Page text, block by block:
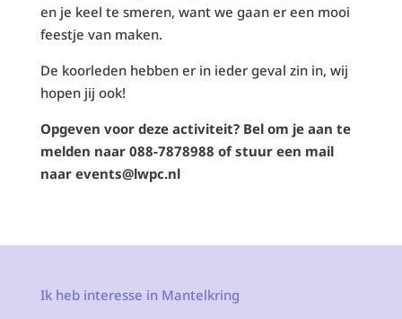
en je keel te smeren, want we gaan er een mooi
feestje van maken.
De koorleden hebben er in ieder geval zin in, wij
hopen jij ook!
Opgeven voor deze activiteit? Bel om je aan te
melden naar 088-7878988 of stuur een mail
naar events@lwpc.nl
Ik heb interesse in Mantelkring